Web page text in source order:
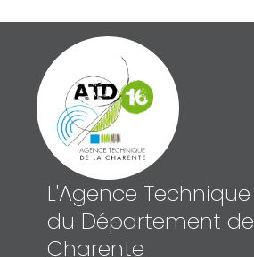
L'Agence Technique
du Département
Charente